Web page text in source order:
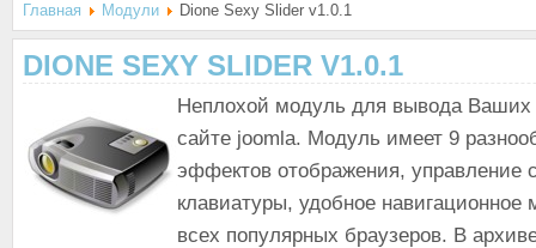
Главная Модули Dione Sexy Slider v1.0.1
DIONE SEXY SLIDER V1.0.1
Неплохой модуль для вывода Ваших
сайте joomla. Модуль имеет 9
эффектов отображения, управление
клавиатуры, удобное
всех популярных браузеров. В